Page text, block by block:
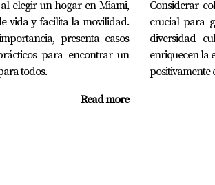
mismo.
vivir en esta maravillosa ciudad.
elegir un hogar en Miami,
vida y facilita la movilidad.
presenta casos
para encontrar un
todos.
Read more
Considerar
crucial para
diversidad
enriquecen la
positivamente